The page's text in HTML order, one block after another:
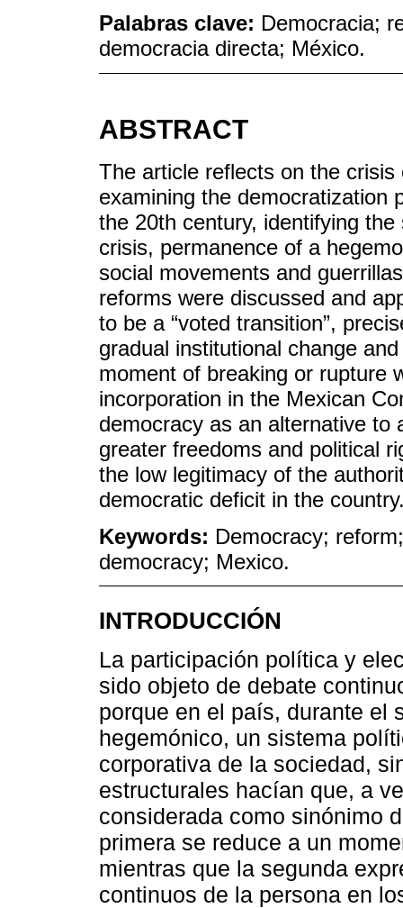
Palabras clave: Democracia;
democracia directa; México.
ABSTRACT
The article reflects on the
examining the democratization
the 20th century, identifying
crisis, permanence of a
social movements and
reforms were discussed and
to be a “voted transition”,
gradual institutional change
moment of breaking or rupture
incorporation in the Mexican
democracy as an alternative to
greater freedoms and political
the low legitimacy of the
democratic deficit in the
Keywords: Democracy;
democracy; Mexico.
INTRODUCCIÓN
La participación política y
sido objeto de debate
porque en el país, durante el
hegemónico, un sistema
corporativa de la sociedad,
estructurales hacían que, a
considerada como sinónimo
primera se reduce a un
mientras que la segunda
continuos de la persona en